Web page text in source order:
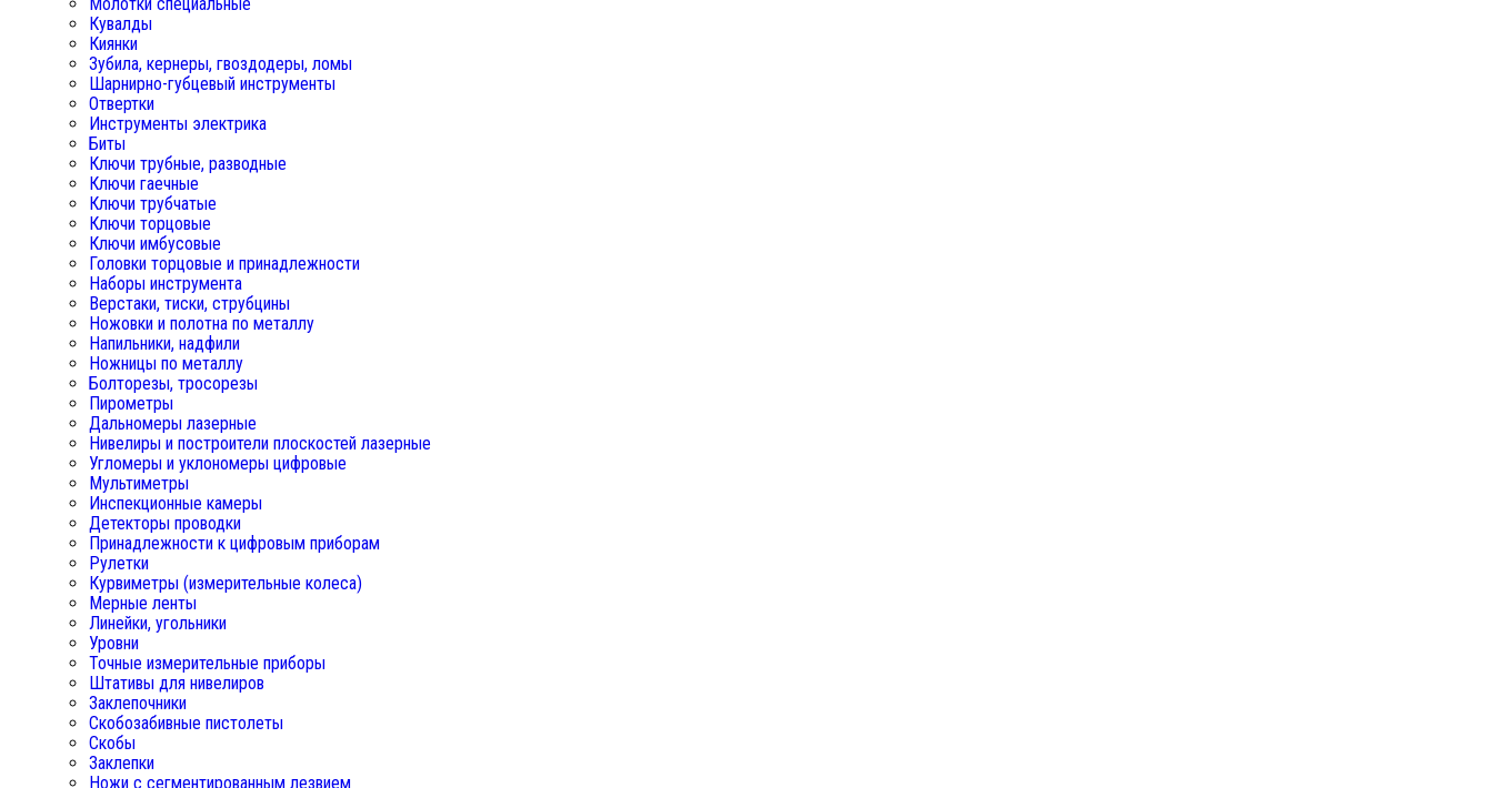
Кувалды
Киянки
Зубила, кернеры, гвоздодеры, ломы
Шарнирно-губцевый инструменты
Отвертки
Инструменты электрика
Биты
Ключи трубные, разводные
Ключи гаечные
Ключи трубчатые
Ключи торцовые
Ключи имбусовые
Головки торцовые и принадлежности
Наборы инструмента
Верстаки, тиски, струбцины
Ножовки и полотна по металлу
Напильники, надфили
Ножницы по металлу
Болторезы, тросорезы
Пирометры
Дальномеры лазерные
Нивелиры и построители плоскостей лазерные
Угломеры и уклономеры цифровые
Мультиметры
Инспекционные камеры
Детекторы проводки
Принадлежности к цифровым приборам
Рулетки
Курвиметры (измерительные колеса)
Мерные ленты
Линейки, угольники
Уровни
Точные измерительные приборы
Штативы для нивелиров
Заклепочники
Скобозабивные пистолеты
Скобы
Заклепки
Ножи с сегментированным лезвием